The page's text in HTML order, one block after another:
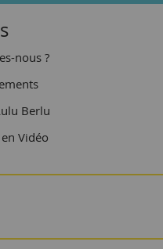
nous ?
Berlu
Vidéo